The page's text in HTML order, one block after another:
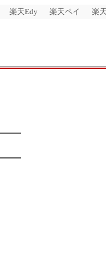
楽天Edy 楽天ペイ 楽